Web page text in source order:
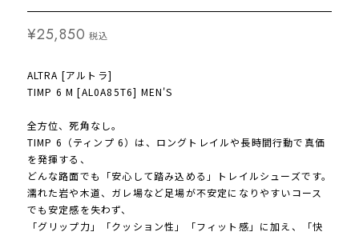
¥25,850 税込
ALTRA [アルトラ]
TIMP 6 M [AL0A85T6] MEN'S
全方位、死角なし。
TIMP 6（ティンプ 6）は、ロングトレイルや長時間行動で真価
を発揮する、
どんな路面でも「安心して踏み込める」トレイルシューズです。
濡れた岩や木道、ガレ場など足場が不安定になりやすいコース
でも安定感を失わず、
「グリップ力」「クッション性」「フィット感」に加え、「快